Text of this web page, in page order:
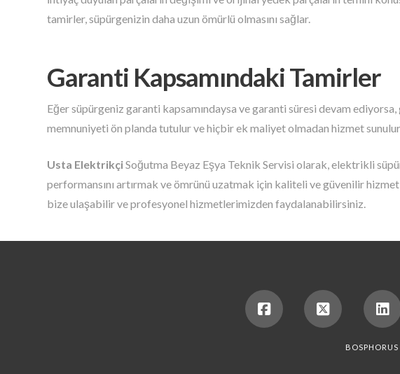
tamirler, süpürgenizin daha uzun ömürlü olmasını sağlar.
Garanti Kapsamındaki Tamirler
Eğer süpürgeniz garanti kapsamındaysa ve garanti süresi devam
memnuniyeti ön planda tutulur ve hiçbir ek maliyet olmadan hizmet
Usta ElektrikçiSoğutma Beyaz Eşya Teknik Servisi olarak, elektrikli
performansını artırmak ve ömrünü uzatmak için kaliteli ve güvenilir
bize ulaşabilir ve profesyonel hizmetlerimizden faydalanabilirsiniz.